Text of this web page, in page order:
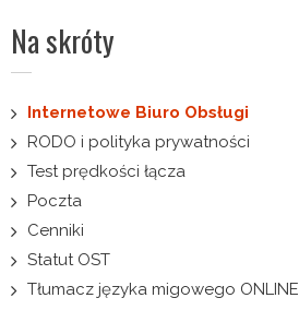
Na skróty
Internetowe Biuro Obsługi
RODO i polityka prywatności
Test prędkości łącza
Poczta
Cenniki
Statut OST
Tłumacz języka migowego ONLINE